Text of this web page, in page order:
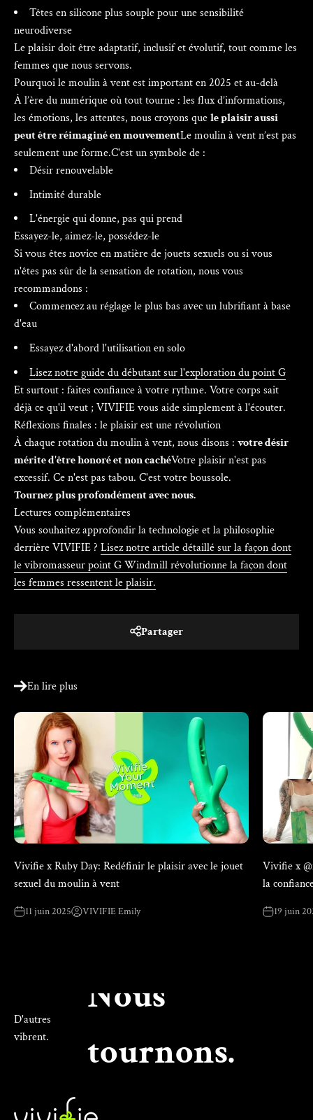
Têtes en silicone plus souple pour une sensibilité
neurodiverse
Le plaisir doit être adaptatif, inclusif et évolutif, tout comme les
femmes que nous servons.
Pourquoi le moulin à vent est important en 2025 et au-delà
À l’ère du numérique où tout tourne : les flux d’informations,
les émotions, les attentes, nous croyons quele plaisir aussi
peut être réimaginé en mouvementLe moulin à vent n’est pas
seulement une forme.C'est un symbole de :
Désir renouvelable
Intimité durable
L'énergie qui donne, pas qui prend
Essayez-le, aimez-le, possédez-le
Si vous êtes novice en matière de jouets sexuels ou si vous
n'êtes pas sûr de la sensation de rotation, nous vous
recommandons :
Commencez au réglage le plus bas avec un lubrifiant à base
d'eau
Essayez d'abord l'utilisation en solo
Lisez notre guide du débutant sur l'exploration du point G
Et surtout : faites confiance à votre rythme. Votre corps sait
déjà ce qu'il veut ; VIVIFIE vous aide simplement à l'écouter.
Réflexions finales : le plaisir est une révolution
À chaque rotation du moulin à vent, nous disons : votre désir
mérite d'être honoré et non cachéVotre plaisir n'est pas
excessif. Ce n'est pas tabou. C'est votre boussole.
Tournez plus profondément avec nous.
Lectures complémentaires
Vous souhaitez approfondir la technologie et la philosophie
derrière VIVIFIE ? Lisez notre article détaillé sur la façon dont
le vibromasseur point G Windmill révolutionne la façon dont
les femmes ressentent le plaisir.
Partager
En lire plus
Vivifie x Ruby Day: Redéfinir le plaisir avec le jouet
sexuel du moulin à vent
11 juin 2025 VIVIFIE Emily
Vivifie x
la
19 juin
D'autres
vibrent.
Nous
tournons.